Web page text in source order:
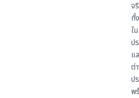
จ
ทั้ง
ใน
ป
แ
ต่
ป
พ